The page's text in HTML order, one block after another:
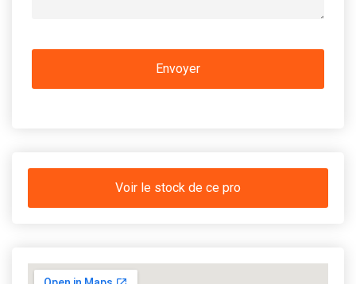
Voir le stock de ce pro